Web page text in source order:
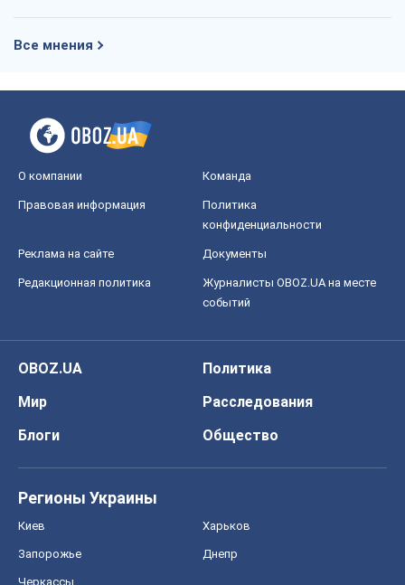
Все мнения
О компании Команда
Правовая информация
Политика
конфиденциальности
Реклама на сайте Документы
Редакционная политика
Журналисты OBOZ.UA на месте
событий
OBOZ.UA
Политика
Мир
Расследования
Блоги
Общество
Регионы Украины
Киев Харьков
Запорожье Днепр
Черкассы